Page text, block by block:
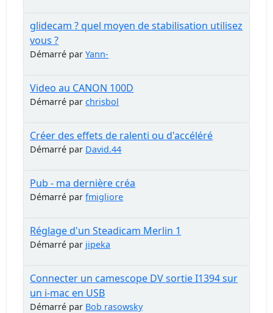
glidecam ? quel moyen de stabilisation utilisez
vous ?
Démarré parYann-
Video au CANON 100D
Démarré parchrisbol
Créer des effets de ralenti ou d'accéléré
Démarré par David.44
Pub - ma dernière créa
Démarré parfmigliore
Réglage d'un Steadicam Merlin 1
Démarré par jipeka
Connecter un camescope DV sortie I1394 sur
un i-mac en USB
Démarré par Bob rasowsky